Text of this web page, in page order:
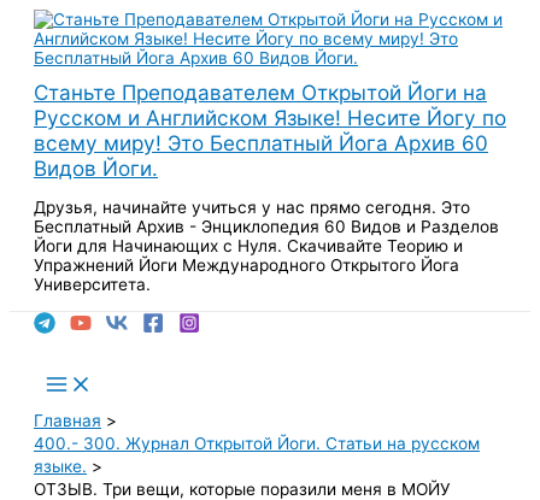
Перейти
содержимому
Станьте Преподавателем Открытой Йоги на
Русском и Английском Языке! Несите Йогу по
всему миру! Это Бесплатный Йога Архив 60
Видов Йоги.
Друзья, начинайте учиться у нас прямо сегодня. Это
Бесплатный Архив - Энциклопедия 60 Видов и Разделов
Йоги для Начинающих с Нуля. Скачивайте Теорию и
Упражнений Йоги Международного Открытого Йога
Университета.
Main
Menu
Главная
400.- 300. Журнал Открытой Йоги. Статьи на русском
языке.
ОТЗЫВ. Три вещи, которые поразили меня в МОЙУ